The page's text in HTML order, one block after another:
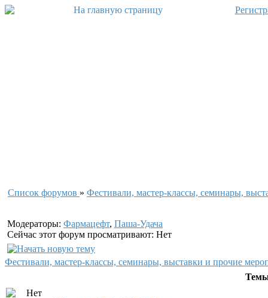
Список форумов » Фестивали, мастер-классы, семинары,
Модераторы: Фармацефт, Паша-Удача
Сейчас этот форум просматривают: Нет
Фестивали, мастер-классы, семинары, выставки и прочие